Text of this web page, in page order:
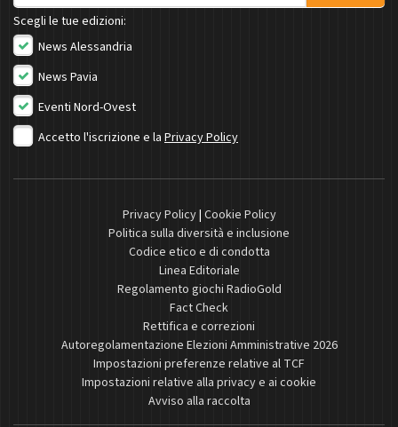
Scegli le tue edizioni:
News Alessandria
News Pavia
Eventi Nord-Ovest
Accetto l'iscrizione e la Privacy Policy
Privacy Policy| Cookie Policy
Politica sulla diversità e inclusione
Codice etico e di condotta
Linea Editoriale
Regolamento giochi RadioGold
Fact Check
Rettifica e correzioni
Autoregolamentazione Elezioni Amministrative 2026
Impostazioni preferenze relative al TCF
Impostazioni relative alla privacy e ai cookie
Avviso alla raccolta